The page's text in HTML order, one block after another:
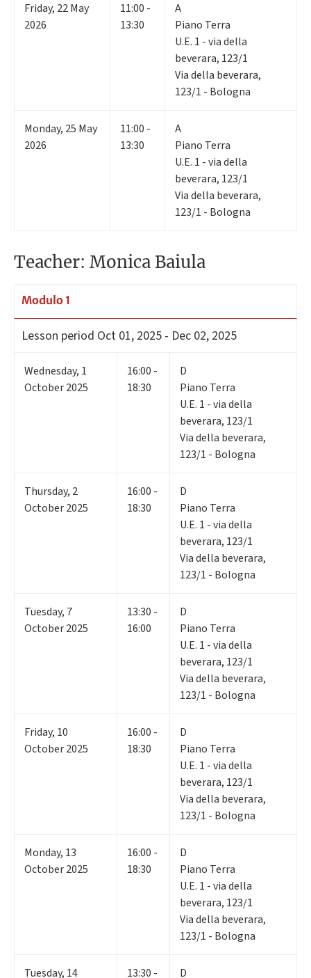
Friday, 22May
2026
11:00 -
13:30
A
Piano Terra
U.E. 1 - via della
beverara, 123/1
Via della beverara,
123/1 - Bologna
Monday, 25 May
2026
11:00 -
13:30
A
Piano Terra
U.E. 1 - via della
beverara, 123/1
Via della beverara,
123/1 - Bologna
Teacher: Monica Baiula
Modulo 1
Lesson period Oct 01, 2025 - Dec 02, 2025
Wednesday, 1
October 2025
16:00 -
18:30
D
Piano Terra
U.E. 1 - via della
beverara, 123/1
Via della beverara,
123/1 - Bologna
Thursday, 2
October 2025
16:00 -
18:30
D
Piano Terra
U.E. 1 - via della
beverara, 123/1
Via della beverara,
123/1 - Bologna
Tuesday, 7
October 2025
13:30 -
16:00
D
Piano Terra
U.E. 1 - via della
beverara, 123/1
Via della beverara,
123/1 - Bologna
Friday, 10
October 2025
16:00 -
18:30
D
Piano Terra
U.E. 1 - via della
beverara, 123/1
Via della beverara,
123/1 - Bologna
Monday, 13
October 2025
16:00 -
18:30
D
Piano Terra
U.E. 1 - via della
beverara, 123/1
Via della beverara,
123/1 - Bologna
Tuesday, 14 13:30 - D